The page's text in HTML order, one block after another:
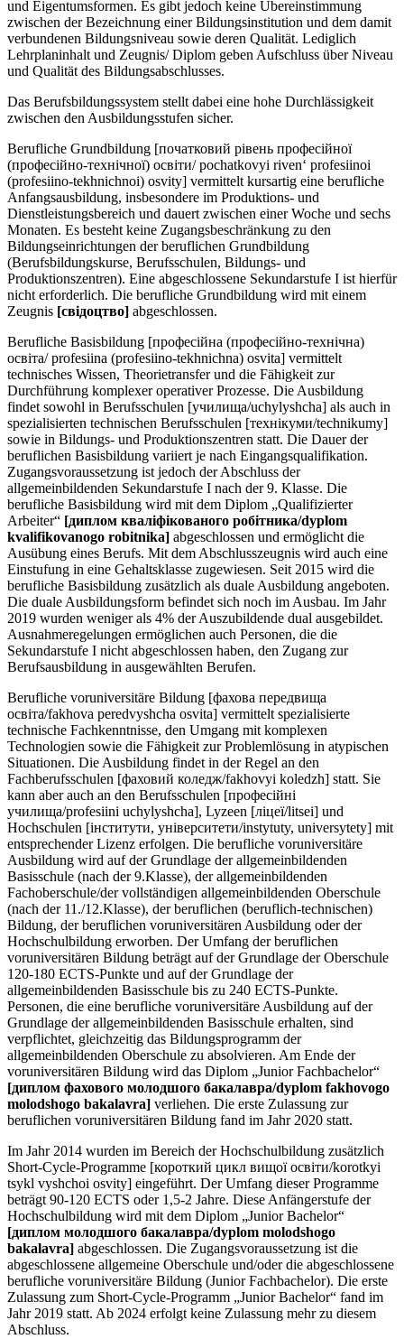
und Eigentumsformen. Es gibt jedoch keine Übereinstimmung
zwischen der Bezeichnung einer Bildungsinstitution und dem damit
verbundenen Bildungsniveau sowie deren Qualität. Lediglich
Lehrplaninhalt und Zeugnis/ Diplom geben Aufschluss über Niveau
und Qualität des Bildungsabschlusses.
Das Berufsbildungssystem stellt dabei eine hohe Durchlässigkeit
zwischen den Ausbildungsstufen sicher.
Berufliche Grundbildung [початковий рівень професійної
(професійно-технічної) освіти/ pochatkovyi riven‘ profesiinoi
(profesiino-tekhnichnoi) osvity] vermittelt kursartig eine berufliche
Anfangsausbildung, insbesondere im Produktions- und
Dienstleistungsbereich und dauert zwischen einer Woche und sechs
Monaten. Es besteht keine Zugangsbeschränkung zu den
Bildungseinrichtungen der beruflichen Grundbildung
(Berufsbildungskurse, Berufsschulen, Bildungs- und
Produktionszentren). Eine abgeschlossene Sekundarstufe I ist hierfür
nicht erforderlich. Die berufliche Grundbildung wird mit einem
Zeugnis [свiдоцтво] abgeschlossen.
Berufliche Basisbildung [професійна (професійно-технічна)
освіта/ profesiina (profesiino-tekhnichna) osvita] vermittelt
technisches Wissen, Theorietransfer und die Fähigkeit zur
Durchführung komplexer operativer Prozesse. Die Ausbildung
findet sowohl in Berufsschulen [училища/uchylyshcha] als auch in
spezialisierten technischen Berufsschulen [технікуми/technikumy]
sowie in Bildungs- und Produktionszentren statt. Die Dauer der
beruflichen Basisbildung variiert je nach Eingangsqualifikation.
Zugangsvoraussetzung ist jedoch der Abschluss der
allgemeinbildenden Sekundarstufe I nach der 9. Klasse. Die
berufliche Basisbildung wird mit dem Diplom „Qualifizierter
Arbeiter“ [диплом кваліфікованого робітника/dyplom
kvalifikovanogo robitnika] abgeschlossen und ermöglicht die
Ausübung eines Berufs. Mit dem Abschlusszeugnis wird auch eine
Einstufung in eine Gehaltsklasse zugewiesen. Seit 2015 wird die
berufliche Basisbildung zusätzlich als duale Ausbildung angeboten.
Die duale Ausbildungsform befindet sich noch im Ausbau. Im Jahr
2019 wurden weniger als 4% der Auszubildende dual ausgebildet.
Ausnahmeregelungen ermöglichen auch Personen, die die
Sekundarstufe I nicht abgeschlossen haben, den Zugang zur
Berufsausbildung in ausgewählten Berufen.
Berufliche voruniversitäre Bildung [фахова передвища
освіта/fakhova peredvyshcha osvita] vermittelt spezialisierte
technische Fachkenntnisse, den Umgang mit komplexen
Technologien sowie die Fähigkeit zur Problemlösung in atypischen
Situationen. Die Ausbildung findet in der Regel an den
Fachberufsschulen [фаховий коледж/fakhovyi koledzh] statt. Sie
kann aber auch an den Berufsschulen [професійні
училища/profesiini uchylyshcha], Lyzeen [ліцеї/litsei] und
Hochschulen [інститути, університети/instytuty, universytety] mit
entsprechender Lizenz erfolgen. Die berufliche voruniversitäre
Ausbildung wird auf der Grundlage der allgemeinbildenden
Basisschule (nach der 9.Klasse), der allgemeinbildenden
Fachoberschule/der vollständigen allgemeinbildenden Oberschule
(nach der 11./12.Klasse), der beruflichen (beruflich-technischen)
Bildung, der beruflichen voruniversitären Ausbildung oder der
Hochschulbildung erworben. Der Umfang der beruflichen
voruniversitären Bildung beträgt auf der Grundlage der Oberschule
120-180 ECTS-Punkte und auf der Grundlage der
allgemeinbildenden Basisschule bis zu 240 ECTS-Punkte.
Personen, die eine berufliche voruniversitäre Ausbildung auf der
Grundlage der allgemeinbildenden Basisschule erhalten, sind
verpflichtet, gleichzeitig das Bildungsprogramm der
allgemeinbildenden Oberschule zu absolvieren. Am Ende der
voruniversitären Bildung wird das Diplom „Junior Fachbachelor“
[диплом фахового молодшого бакалавра/dyplom fakhovogo
molodshogo bakalavra] verliehen. Die erste Zulassung zur
beruflichen voruniversitären Bildung fand im Jahr 2020 statt.
Im Jahr 2014 wurden im Bereich der Hochschulbildung zusätzlich
Short-Cycle-Programme [короткий цикл вищої освіти/korotkyi
tsykl vyshchoi osvity] eingeführt. Der Umfang dieser Programme
beträgt 90-120 ECTS oder 1,5-2 Jahre. Diese Anfängerstufe der
Hochschulbildung wird mit dem Diplom „Junior Bachelor“
[диплом молодшого бакалавра/dyplom molodshogo
bakalavra] abgeschlossen. Die Zugangsvoraussetzung ist die
abgeschlossene allgemeine Oberschule und/oder die abgeschlossene
berufliche voruniversitäre Bildung (Junior Fachbachelor). Die erste
Zulassung zum Short-Cycle-Programm „Junior Bachelor“ fand im
Jahr 2019 statt. Ab 2024 erfolgt keine Zulassung mehr zu diesem
Abschluss.